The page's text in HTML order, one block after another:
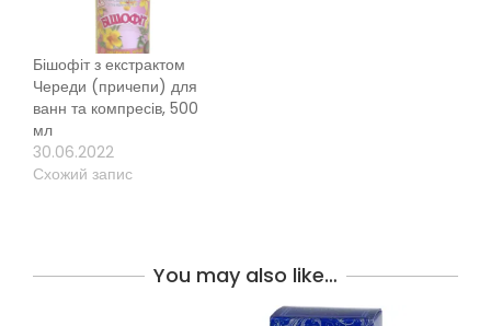
Бішофіт з екстрактом
Череди (причепи) для
ванн та компресів, 500
мл
30.06.2022
Схожий запис
You may also like…